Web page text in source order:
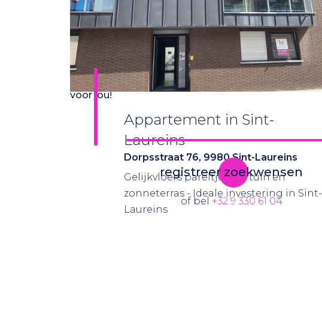
Jammer, je bent te laat voor dit
pand
Registreer jouw zoekwensen en wij zoeken verder
voor jou!
registreer zoekwensen
of bel +32 9 330 61 04
Appartement in Sint-
Laureins
Dorpsstraat 76, 9980 Sint-Laureins
Gelijkvloers pareltje met tuin en
zonneterras - Ideale investering in Sint-
Laureins